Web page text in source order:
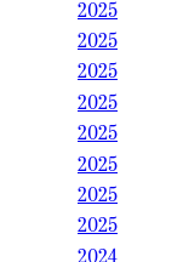
2025
2025
2025
2025
2025
2025
2025
2025
2024